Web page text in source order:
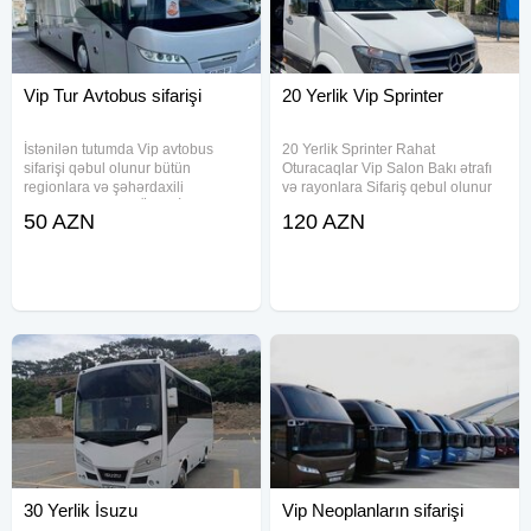
Vip Tur Avtobus sifarişi
İstənilən tutumda Vip avtobus
sifarişi qəbul olunur bütün
regionlara və şəhərdaxili
SÜRÜCÜLƏRİMİZ və VİP
50 AZN
20 Yerlik Vip Sprinter
20 Yerlik Sprinter Rahat
Oturacaqlar Vip Salon Bakı ətrafı
və rayonlara Sifariş qebul olunur
120 AZN
30 Yerlik İsuzu Vip Neoplanların sifarişi